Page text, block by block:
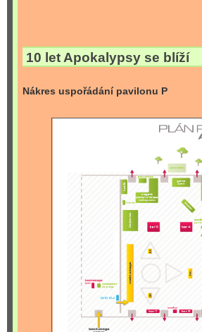
10 let Apokalypsy se blíží
Nákres uspořádání pavilonu P